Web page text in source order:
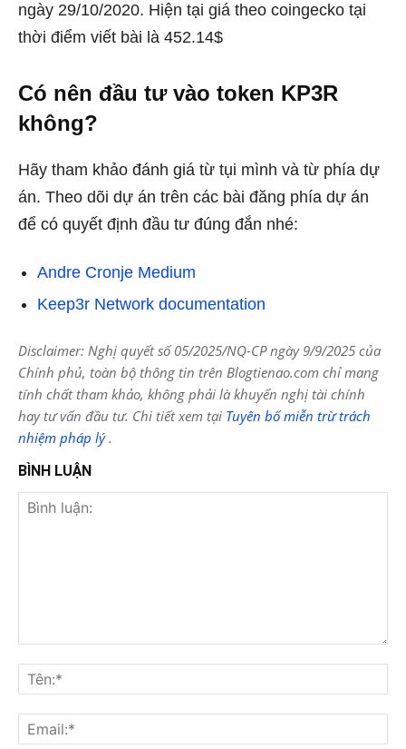
ngày 29/10/2020. Hiện tại giá theo coingecko tại
thời điểm viết bài là 452.14$
Có nên đầu tư vào token KP3R
không?
Hãy tham khảo đánh giá từ tụi mình và từ phía dự
án. Theo dõi dự án trên các bài đăng phía dự án
để có quyết định đầu tư đúng đắn nhé:
Andre Cronje Medium
Keep3r Network documentation
Disclaimer: Nghị quyết số 05/2025/NQ-CP ngày 9/9/2025 của
Chính phủ, toàn bộ thông tin trên Blogtienao.com chỉ mang
tính chất tham khảo, không phải là khuyến nghị tài chính
hay tư vấn đầu tư. Chi tiết xem tại Tuyên bố miễn trừ trách
nhiệm pháp lý.
BÌNH LUẬN
luận: